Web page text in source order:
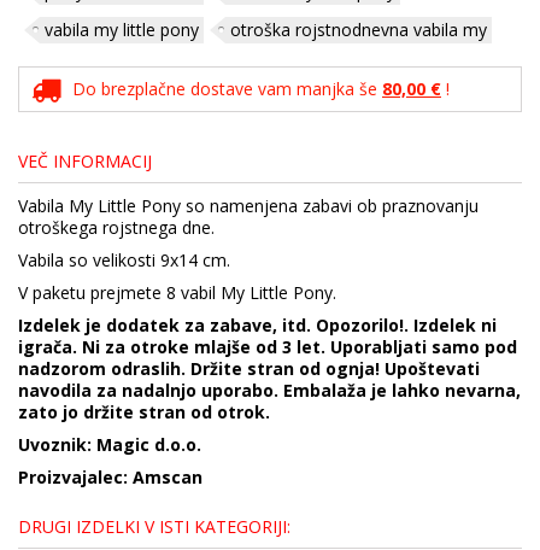
vabila my little pony
otroška rojstnodnevna vabila my
Do brezplačne dostave vam manjka še 80,00 € !
VEČ INFORMACIJ
Vabila My Little Pony so namenjena zabavi ob praznovanju
otroškega rojstnega dne.
Vabila so velikosti 9x14 cm.
V paketu prejmete 8 vabil My Little Pony.
Izdelek je dodatek za zabave, itd. Opozorilo!. Izdelek ni
igrača. Ni za otroke mlajše od 3 let. Uporabljati samo pod
nadzorom odraslih. Držite stran od ognja! Upoštevati
navodila za nadalnjo uporabo. Embalaža je lahko nevarna,
zato jo držite stran od otrok.
Uvoznik: Magic d.o.o.
Proizvajalec: Amscan
DRUGI IZDELKI V ISTI KATEGORIJI: